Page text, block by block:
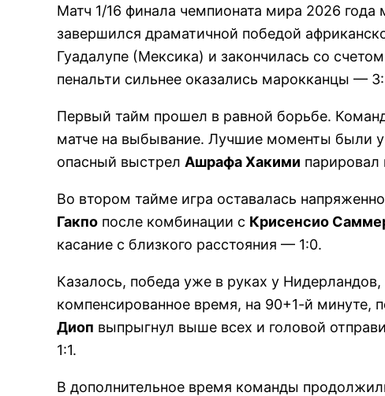
Матч 1/16 финала чемпионата мира 2026
завершился драматичной победой
Гуадалупе (Мексика) и закончилась со
пенальти сильнее оказались марокканцы —
Первый тайм прошел в равной борьбе.
матче на выбывание. Лучшие моменты были
опасный выстрел Ашрафа Хакими парировал
Во втором тайме игра оставалась
Гакпо после комбинации с Крисенсио
касание с близкого расстояния — 1:0.
Казалось, победа уже в руках у
компенсированное время, на 90+1-й минуте,
Диоп выпрыгнул выше всех и головой
1:1.
В дополнительное время команды